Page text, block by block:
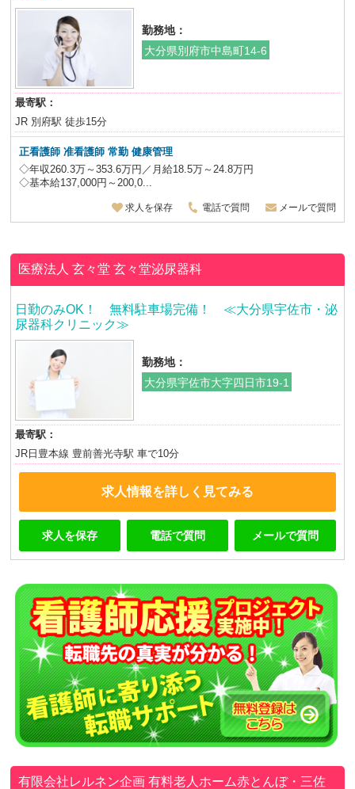
勤務地：
大分県別府市中島町14-6
最寄駅：
JR 別府駅 徒歩15分
正看護師 准看護師常勤 健康管理
◇年収260.3万～353.6万円／月給18.5万～24.8万円
◇基本給137,000円～200,0...
求人を保存 電話で質問 メールで質問
医療法人 玄々堂玄々堂泌尿器科
日勤のみOK！ 無料駐車場完備！ ≪大分県宇佐市・泌
尿器科クリニック≫
勤務地：
大分県宇佐市大字四日市19-1
最寄駅：
JR日豊本線 豊前善光寺駅 車で10分
求人情報を詳しく見てみる
求人を保存 電話で質問 メールで質問
有限会社レルネン企画有料老人ホーム赤とんぼ・三佐